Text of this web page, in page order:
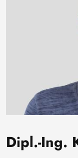
Dipl.-Ing.